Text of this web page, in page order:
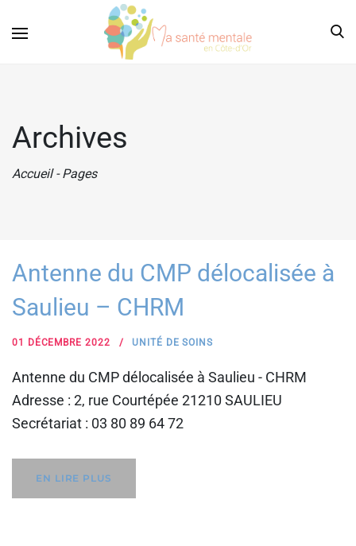
Archives
Accueil - Pages
Antenne du CMP délocalisée à
Saulieu – CHRM
01 DÉCEMBRE 2022 UNITÉ DE SOINS
Antenne du CMP délocalisée à Saulieu - CHRM
Adresse : 2, rue Courtépée 21210 SAULIEU
Secrétariat : 03 80 89 64 72
EN LIRE PLUS